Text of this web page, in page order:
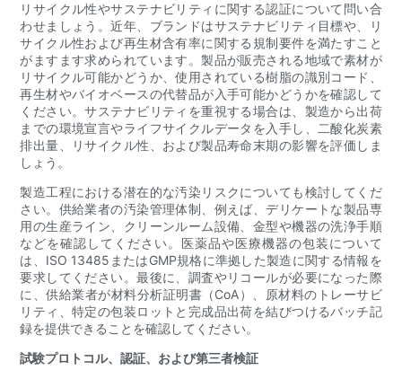
リサイクル性やサステナビリティに関する認証について問い合
わせましょう。近年、ブランドはサステナビリティ目標や、リ
サイクル性および再生材含有率に関する規制要件を満たすこと
がますます求められています。製品が販売される地域で素材が
リサイクル可能かどうか、使用されている樹脂の識別コード、
再生材やバイオベースの代替品が入手可能かどうかを確認して
ください。サステナビリティを重視する場合は、製造から出荷
までの環境宣言やライフサイクルデータを入手し、二酸化炭素
排出量、リサイクル性、および製品寿命末期の影響を評価しま
しょう。
製造工程における潜在的な汚染リスクについても検討してくだ
さい。供給業者の汚染管理体制、例えば、デリケートな製品専
用の生産ライン、クリーンルーム設備、金型や機器の洗浄手順
などを確認してください。医薬品や医療機器の包装について
は、ISO 13485またはGMP規格に準拠した製造に関する情報を
要求してください。最後に、調査やリコールが必要になった際
に、供給業者が材料分析証明書（CoA）、原材料のトレーサビ
リティ、特定の包装ロットと完成品出荷を結びつけるバッチ記
録を提供できることを確認してください。
試験プロトコル、認証、および第三者検証